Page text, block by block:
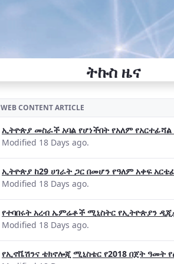
ትኩስ ዜና
WEB CONTENT ARTICLE
ኢትዮጵያ መስራች አባል የሆነችበት የአለም
Modified 18 Days ago.
ኢትዮጵያ ከ29 ሀገራት ጋር በመሆን የዓለም አቀፍ
Modified 18 Days ago.
የተባበሩት አረብ ኤምሬቶች ሚኒስትር የኢትዮጵያን
Modified 18 Days ago.
የኢኖቬሽንና ቴክኖሎጂ ሚኒስቴር የ2018 በጀት ዓመት